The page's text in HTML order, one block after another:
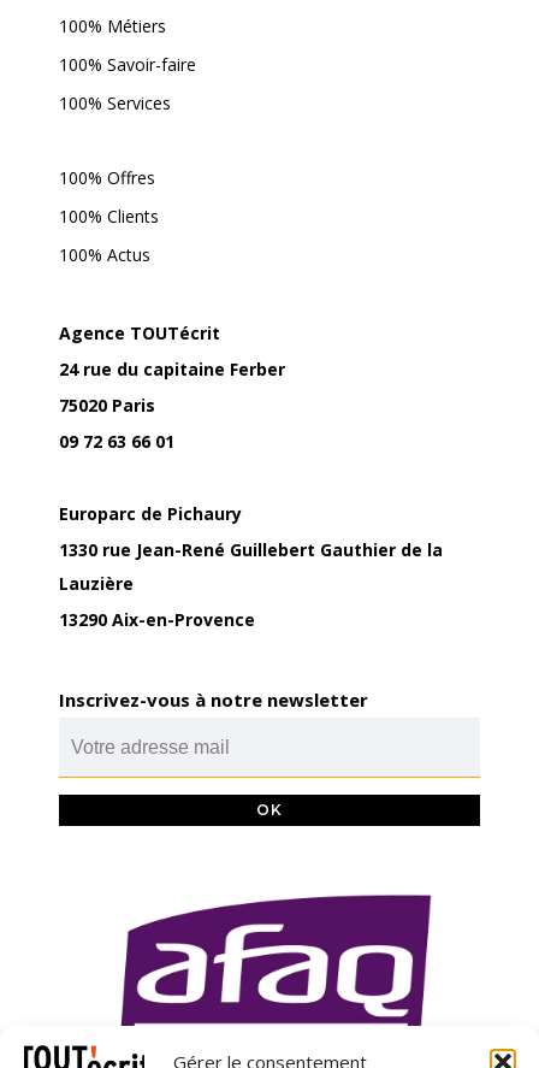
Gérer le consentement
100% Métiers
100% Savoir-faire
100% Services
100% Offres
100% Clients
100% Actus
Agence TOUTécrit
24 rue du capitaine Ferber
75020 Paris
09 72 63 66 01
Europarc de Pichaury
1330 rue Jean-René Guillebert Gauthier de la
Lauzière
13290 Aix-en-Provence
Inscrivez-vous à notre newsletter